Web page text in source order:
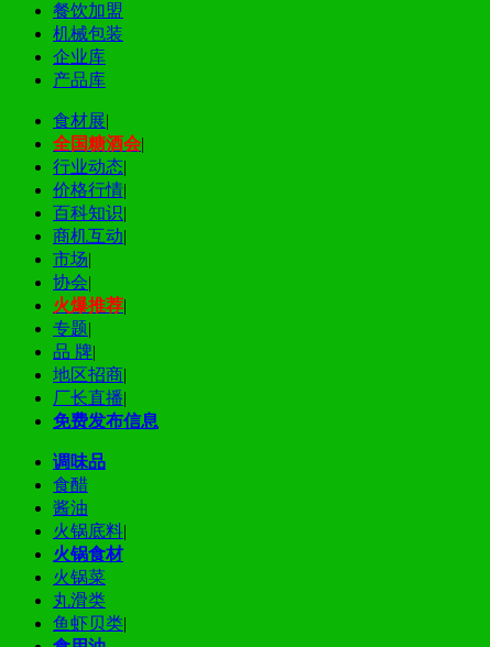
餐饮加盟
机械包装
企业库
产品库
食材展|
全国糖酒会|
行业动态|
价格行情|
百科知识|
商机互动|
市场|
协会|
火爆推荐|
专题|
品 牌|
地区招商|
厂长直播|
免费发布信息
调味品
食醋
酱油
火锅底料|
火锅食材
火锅菜
丸滑类
鱼虾贝类|